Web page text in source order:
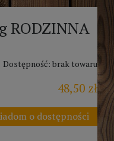
RODZINNA
Dostępność: brak towaru
48,50 zł
o dostępności